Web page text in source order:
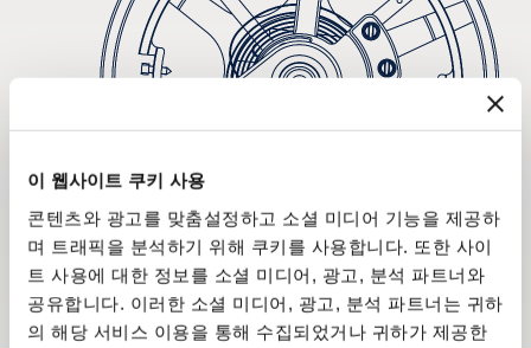
이 웹사이트 쿠키 사용
콘텐츠와 광고를 맞춤설정하고 소셜 미디어 기능을 제공하
며 트래픽을 분석하기 위해 쿠키를 사용합니다. 또한 사이
트 사용에 대한 정보를 소셜 미디어, 광고, 분석 파트너와
공유합니다. 이러한 소셜 미디어, 광고, 분석 파트너는 귀하
의 해당 서비스 이용을 통해 수집되었거나 귀하가 제공한